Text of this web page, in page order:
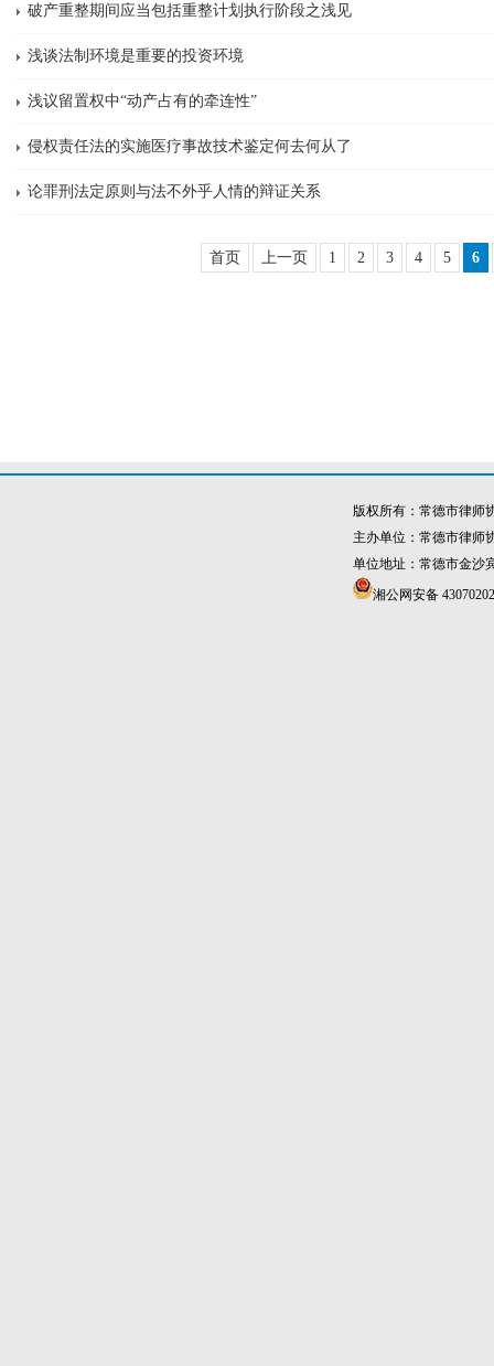
破产重整期间应当包括重整计划执行阶段之浅见
浅谈法制环境是重要的投资环境
浅议留置权中“动产占有的牵连性”
侵权责任法的实施医疗事故技术鉴定何去何从了
论罪刑法定原则与法不外乎人情的辩证关系
首页 上一页 1 2 3 4 5 6
版权所有：常德市律
主办单位：常德市律
单位地址：常德市金沙
湘公网安备